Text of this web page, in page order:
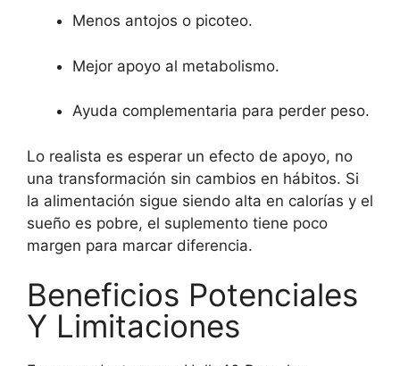
Menos antojos o picoteo.
Mejor apoyo al metabolismo.
Ayuda complementaria para perder peso.
Lo realista es esperar un efecto de apoyo, no
una transformación sin cambios en hábitos. Si
la alimentación sigue siendo alta en calorías y el
sueño es pobre, el suplemento tiene poco
margen para marcar diferencia.
Beneficios Potenciales
Y Limitaciones